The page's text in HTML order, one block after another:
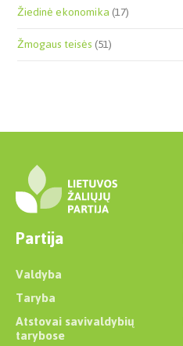
Žiedinė ekonomika(17)
Žmogaus teisės(51)
Partija
Valdyba
Taryba
Atstovai savivaldybių
tarybose